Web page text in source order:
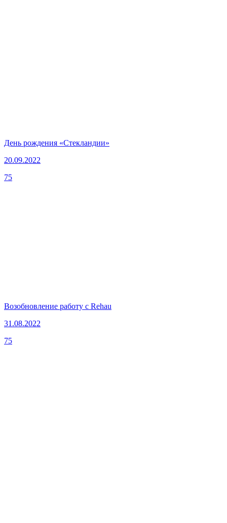
День рождения «Стекландии»
20.09.2022
75
Возобновление работу с Rehau
31.08.2022
75